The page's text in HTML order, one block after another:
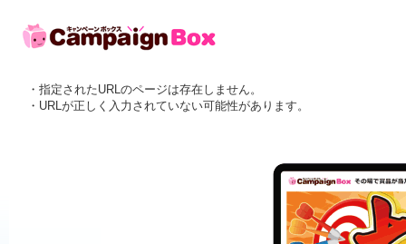
・指定されたURLのページは存在しません。
・URLが正しく入力されていない可能性があります。